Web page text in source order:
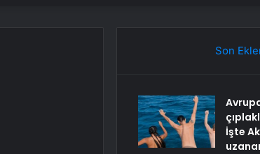
Son
İşte